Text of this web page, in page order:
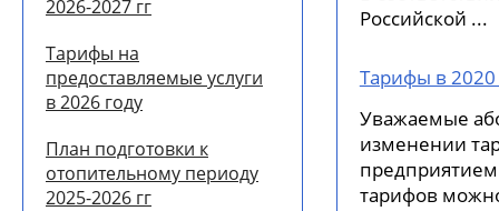
2026-2027 гг
Тарифы на
предоставляемые услуги
в 2026 году
План подготовки к
отопительному периоду
2025-2026 гг
Российской ...
Тарифы в 2020
Уважаемые
изменении
тарифов